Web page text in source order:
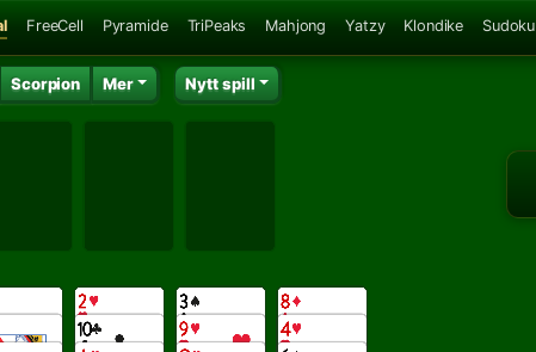
FreeCell Pyramide TriPeaks Mahjong Yatzy Klondike Sudoku
Scorpion Mer Nytt spill